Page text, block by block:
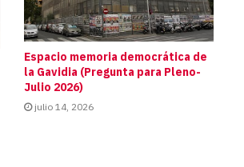
Espacio memoria democrática de
la Gavidia (Pregunta para Pleno-
Julio 2026)
julio 14, 2026